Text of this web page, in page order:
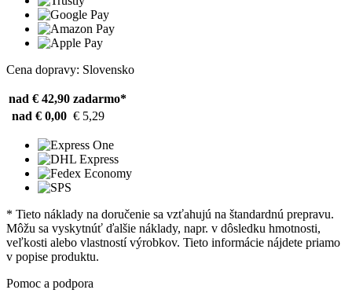
Cena dopravy: Slovensko
nad € 42,90 zadarmo*
nad € 0,00 € 5,29
* Tieto náklady na doručenie sa vzťahujú na štandardnú prepravu.
Môžu sa vyskytnúť ďalšie náklady, napr. v dôsledku hmotnosti,
veľkosti alebo vlastností výrobkov. Tieto informácie nájdete priamo
v popise produktu.
Pomoc a podpora